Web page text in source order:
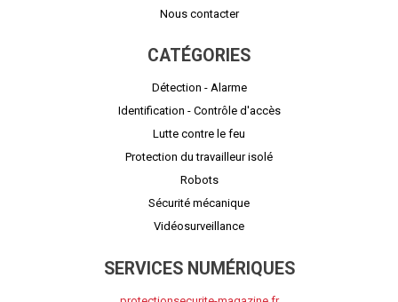
Nous contacter
CATÉGORIES
Détection - Alarme
Identification - Contrôle d'accès
Lutte contre le feu
Protection du travailleur isolé
Robots
Sécurité mécanique
Vidéosurveillance
SERVICES NUMÉRIQUES